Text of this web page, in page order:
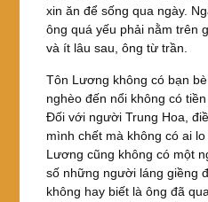
xin ăn để sống qua ngày.
ông quá yếu phải nằm trên
và ít lâu sau, ông từ trần.
Tôn Lương không có bạn
nghèo đến nổi không có
Đối với người Trung Hoa,
mình chết mà không có ai
Lương cũng không có một
số những người láng giềng
không hay biết là ông đã